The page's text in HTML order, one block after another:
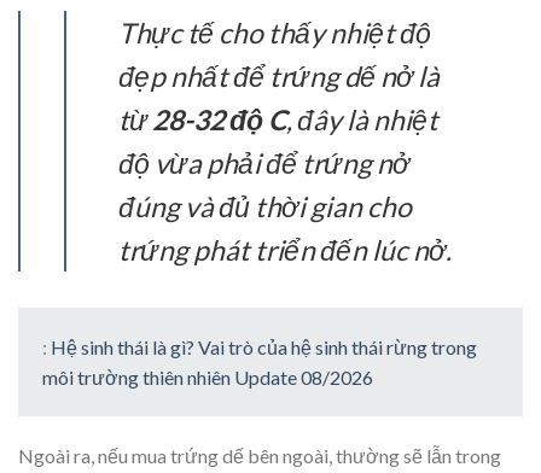
Thực tế cho thấy nhiệt độ
đẹp nhất để trứng dế nở là
từ28-32 độ C, đây là nhiệt
độ vừa phải để trứng nở
đúng và đủ thời gian cho
trứng phát triển đến lúc nở.
: Hệ sinh thái là gì? Vai trò của hệ sinh thái rừng trong
môi trường thiên nhiên Update 08/2026
Ngoài ra, nếu mua trứng dế bên ngoài, thường sẽ lẫn trong